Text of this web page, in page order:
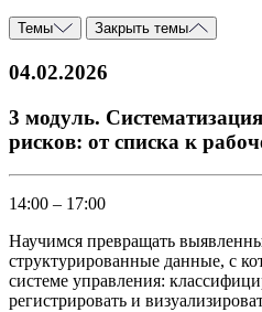
Темы Закрыть темы
04.02.2026
3 модуль.
рисков: от списка к
14:00 – 17:00
Научимся превращать
структурированные данные, с
системе управления:
регистрировать и